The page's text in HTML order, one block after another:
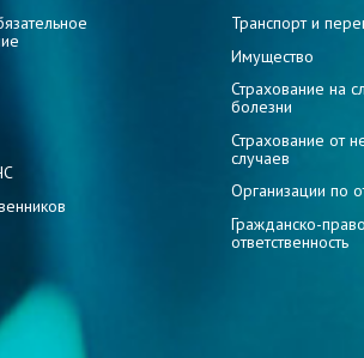
Транспорт и
Имущество
Страхование на
болезни
Страхование от
случаев
Организации по
Гражданско-
ответственность